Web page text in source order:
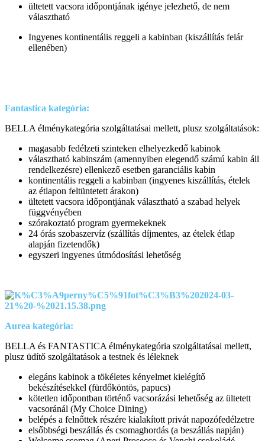
ültetett vacsora időpontjának igénye jelezhető, de nem
választható
Ingyenes kontinentális reggeli a kabinban (kiszállítás felár
ellenében)
Fantastica kategória:
BELLA élménykategória szolgáltatásai mellett, plusz szolgáltatások:
magasabb fedélzeti szinteken elhelyezkedő kabinok
választható kabinszám (amennyiben elegendő számú kabin áll
rendelkezésre) ellenkező esetben garanciális kabin
kontinentális reggeli a kabinban (ingyenes kiszállítás, ételek
az étlapon feltüntetett árakon)
ültetett vacsora időpontjának választható a szabad helyek
függvényében
szórakoztató program gyermekeknek
24 órás szobaszervíz (szállítás díjmentes, az ételek étlap
alapján fizetendők)
egyszeri ingyenes útmódosítási lehetőség
Aurea kategória:
BELLA és FANTASTICA élménykategória szolgáltatásai mellett,
plusz üdítő szolgáltatások a testnek és léleknek
elegáns kabinok a tökéletes kényelmet kielégítő
bekészítésekkel (fürdőköntös, papucs)
kötetlen időpontban történő vacsorázási lehetőség az ültetett
vacsoránál (My Choice Dining)
belépés a felnőttek részére kialakított privát napozófedélzetre
elsőbbségi beszállás és csomaghordás (a beszállás napján)